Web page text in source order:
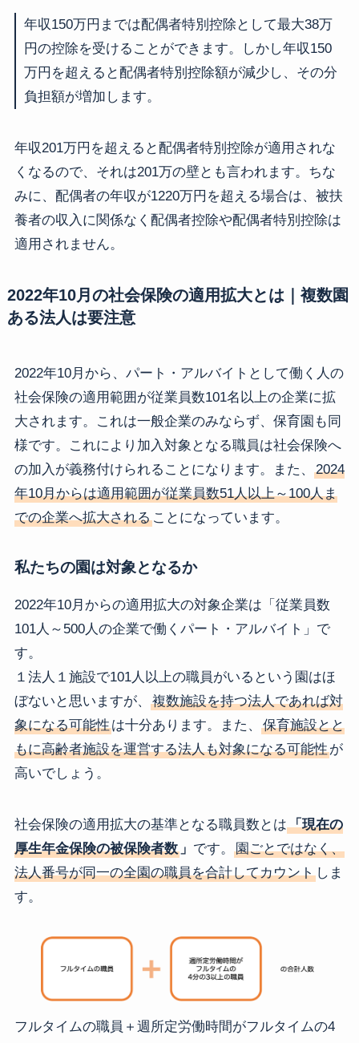
年収150万円までは配偶者特別控除として最大38万
円の控除を受けることができます。しかし年収150
万円を超えると配偶者特別控除額が減少し、その分
負担額が増加します。
年収201万円を超えると配偶者特別控除が適用されな
くなるので、それは201万の壁とも言われます。ちな
みに、配偶者の年収が1220万円を超える場合は、被扶
養者の収入に関係なく配偶者控除や配偶者特別控除は
適用されません。
2022年10月の社会保険の適用拡大とは｜複数園
ある法人は要注意
2022年10月から、パート・アルバイトとして働く人の
社会保険の適用範囲が従業員数101名以上の企業に拡
大されます。これは一般企業のみならず、保育園も同
様です。これにより加入対象となる職員は社会保険へ
の加入が義務付けられることになります。また、
2024
年10月からは適用範囲が従業員数51人以上～100人ま
での企業へ拡大されることになっています。
私たちの園は対象となるか
2022年10月からの適用拡大の対象企業は「従業員数
101人～500人の企業で働くパート・アルバイト」で
す。
１法人１施設で101人以上の職員がいるという園はほ
ぼないと思いますが、
複数施設を持つ法人であれば対
象になる可能性は十分あります。また、
保育施設とと
もに高齢者施設を運営する法人も対象になる可能性が
高いでしょう。
社会保険の適用拡大の基準となる職員数とは「現在の
厚生年金保険の被保険者数」 です。
園ごとではなく、
法人番号が同一の全園の職員を合計してカウントしま
す。
フルタイムの職員＋週所定労働時間がフルタイムの4